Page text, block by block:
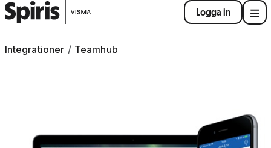
Logga in
Integrationer Teamhub